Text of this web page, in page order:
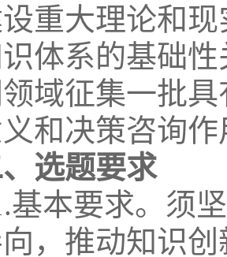
重大理论和
体系的基础
领域征集一批
和决策咨询
选题要求
基本要求。须
，推动知识